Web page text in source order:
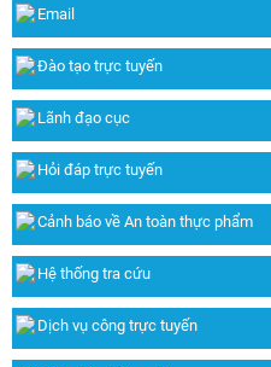
Email
Đào tạo trực tuyến
Lãnh đạo cục
Hỏi đáp trực tuyến
Cảnh báo về An toàn thực phẩm
Hệ thống tra cứu
Dịch vụ công trực tuyến